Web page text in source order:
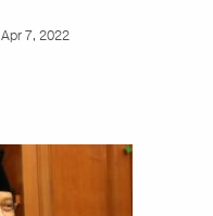
Apr 7, 2022